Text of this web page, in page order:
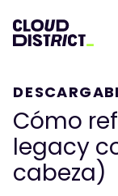
Cómo
legacy
cabeza)